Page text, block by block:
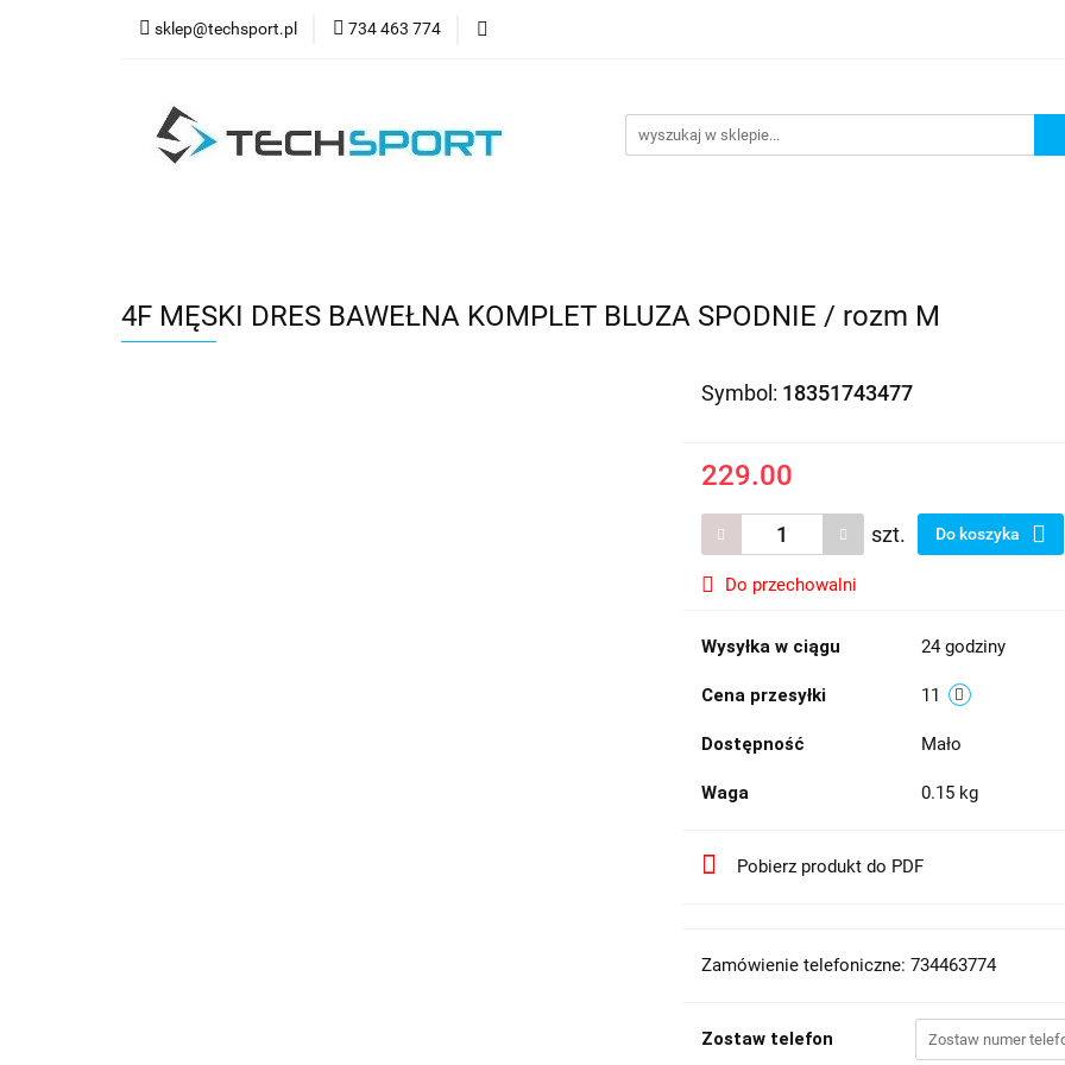
sklep@techsport.pl 734 463 774
WYPRZEDAŻ
4F MĘSKI DRES BAWEŁNA KOMPLET BLUZA SPODNIE / rozm M
Symbol: 18351743477
229.00
szt. Do koszyka
Do przechowalni
Wysyłka w ciągu 24 godziny
Cena przesyłki 11
Dostępność Mało
Waga 0.15 kg
Pobierz produkt do PDF
Zamówienie telefoniczne: 734463774
Zostaw telefon